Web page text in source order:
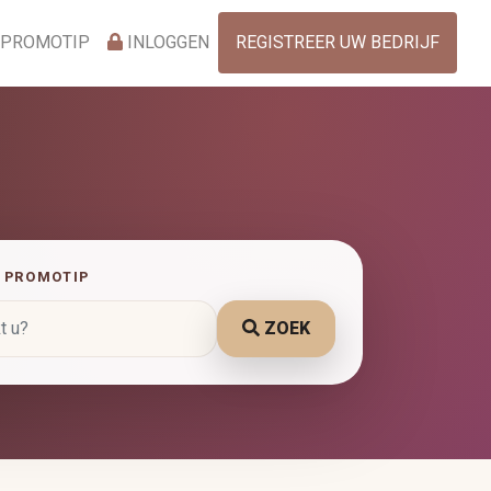
INLOGGEN REGISTREER UW BEDRIJF
PROMOTIP
ZOEK